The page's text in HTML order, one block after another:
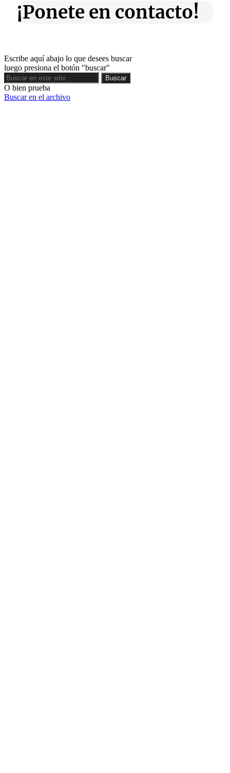
¡Ponete en contacto!
Escribe aquí abajo lo que desees buscar
luego presiona el botón "buscar"
Buscar
Buscar
O bien prueba
Buscar en el archivo